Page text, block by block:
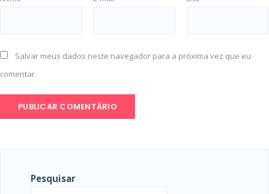
Salvar meus dados neste navegador para a próxima vez que eu
comentar.
Pesquisar